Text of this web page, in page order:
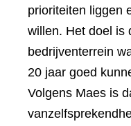
prioriteiten liggen
willen. Het doel is
bedrijventerrein
20 jaar goed
Volgens Maes is